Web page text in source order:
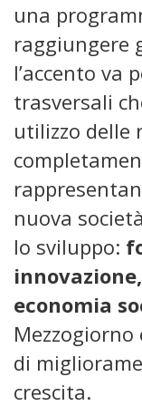
una
raggiungere
l’accento va
trasversali
utilizzo delle
nuova
lo sviluppo:
economia
di
crescita.